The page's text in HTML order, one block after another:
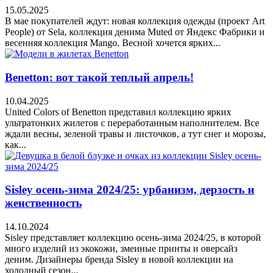
15.05.2025
В мае покупателей ждут: новая коллекция одежды (проект Art
People) от Sela, коллекция денима Muted от Яндекс Фабрики и
весенняя коллекция Mango. Весной хочется ярких...
Benetton: вот такой теплый апрель!
10.04.2025
United Colors of Benetton представил коллекцию ярких
ультратонких жилетов с переработанным наполнителем. Все
ждали весны, зеленой травы и листочков, а тут снег и морозы,
как...
Sisley осень-зима 2024/25: урбанизм, дерзость и
женственность
14.10.2024
Sisley представляет коллекцию осень-зима 2024/25, в которой
много изделий из экокожи, змеиные принты и оверсайз
деним. Дизайнеры бренда Sisley в новой коллекции на
холодный сезон...